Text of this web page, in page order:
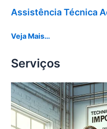
Assistência Técnica
Veja Mais…
Serviços